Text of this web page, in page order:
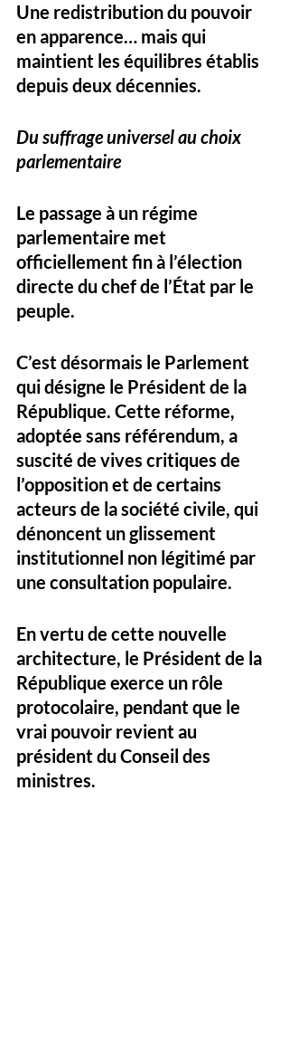
Une redistribution du pouvoir
en apparence… mais qui
maintient les équilibres établis
depuis deux décennies.
Du suffrage universel au choix
parlementaire
Le passage à un régime
parlementaire met
officiellement fin à l’élection
directe du chef de l’État par le
peuple.
C’est désormais le Parlement
qui désigne le Président de la
République. Cette réforme,
adoptée sans référendum, a
suscité de vives critiques de
l’opposition et de certains
acteurs de la société civile, qui
dénoncent un glissement
institutionnel non légitimé par
une consultation populaire.
En vertu de cette nouvelle
architecture, le Président de la
République exerce un rôle
protocolaire, pendant que le
vrai pouvoir revient au
président du Conseil des
ministres.